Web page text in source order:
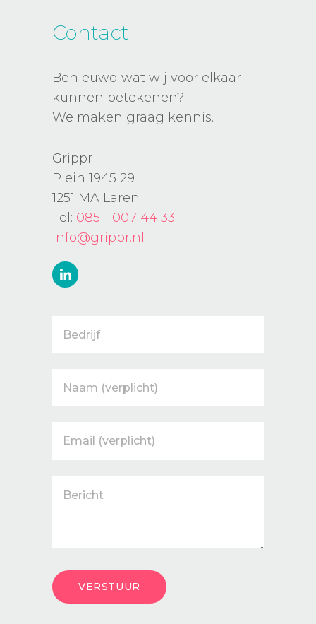
Contact
Benieuwd wat wij voor elkaar
kunnen betekenen?
We maken graag kennis.
Grippr
Plein 1945 29
1251 MA Laren
Tel: 085 - 007 44 33
info@grippr.nl